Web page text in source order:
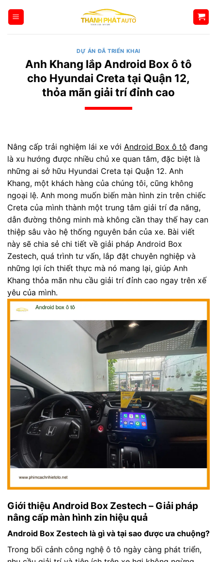
qua
DỰ ÁN ĐÃ TRIỂN KHAI
Anh Khang lắp Android Box ô tô
cho Hyundai Creta tại Quận 12,
thỏa mãn giải trí đỉnh cao
Nâng cấp trải nghiệm lái xe với Android Box ô tô đang
là xu hướng được nhiều chủ xe quan tâm, đặc biệt là
những ai sở hữu Hyundai Creta tại Quận 12. Anh
Khang, một khách hàng của chúng tôi, cũng không
ngoại lệ. Anh mong muốn biến màn hình zin trên chiếc
Creta của mình thành một trung tâm giải trí đa năng,
dẫn đường thông minh mà không cần thay thế hay can
thiệp sâu vào hệ thống nguyên bản của xe. Bài viết
này sẽ chia sẻ chi tiết về giải pháp Android Box
Zestech, quá trình tư vấn, lắp đặt chuyên nghiệp và
những lợi ích thiết thực mà nó mang lại, giúp Anh
Khang thỏa mãn nhu cầu giải trí đỉnh cao ngay trên xế
yêu của mình.
Giới thiệu Android Box Zestech – Giải pháp
nâng cấp màn hình zin hiệu quả
Android Box Zestech là gì và tại sao được ưa chuộng?
Trong bối cảnh công nghệ ô tô ngày càng phát triển,